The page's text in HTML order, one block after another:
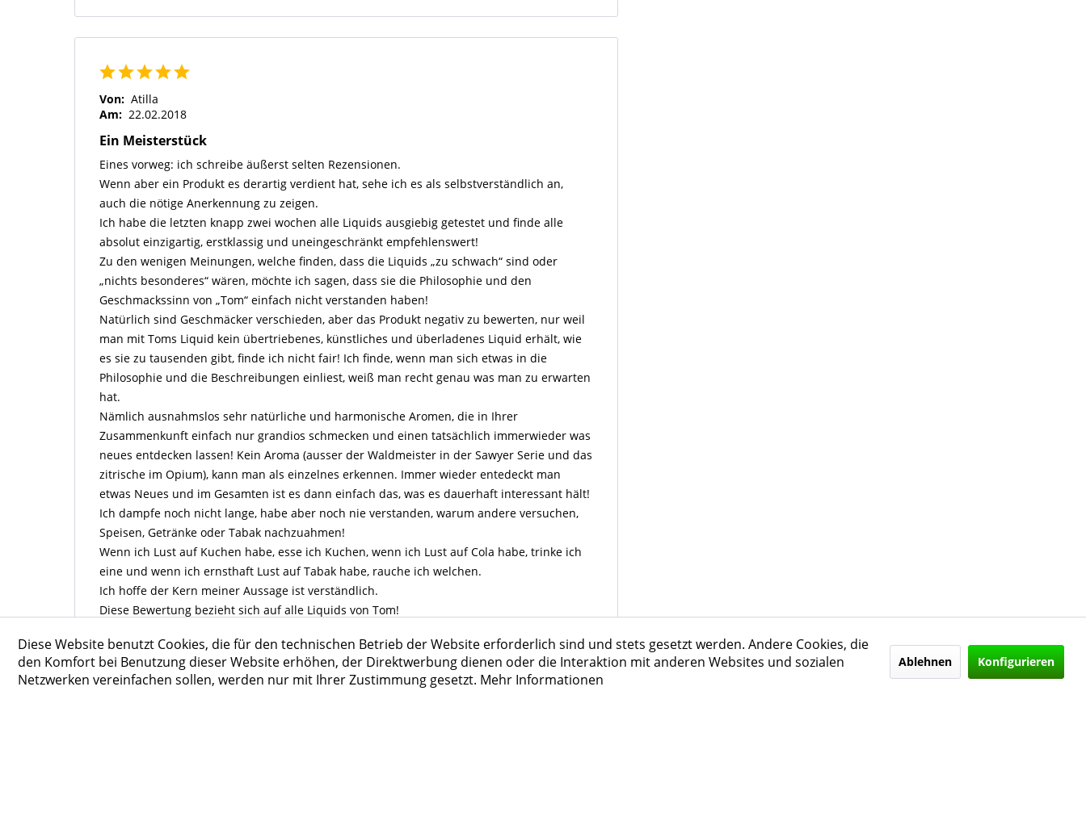
Von: Atilla
Am: 22.02.2018
Ein Meisterstück
Eines vorweg: ich schreibe äußerst selten Rezensionen.
Wenn aber ein Produkt es derartig verdient hat, sehe ich es als selbstverständlich an,
auch die nötige Anerkennung zu zeigen.
Ich habe die letzten knapp zwei wochen alle Liquids ausgiebig getestet und finde alle
absolut einzigartig, erstklassig und uneingeschränkt empfehlenswert!
Zu den wenigen Meinungen, welche finden, dass die Liquids „zu schwach“ sind oder
„nichts besonderes“ wären, möchte ich sagen, dass sie die Philosophie und den
Geschmackssinn von „Tom“ einfach nicht verstanden haben!
Natürlich sind Geschmäcker verschieden, aber das Produkt negativ zu bewerten, nur weil
man mit Toms Liquid kein übertriebenes, künstliches und überladenes Liquid erhält, wie
es sie zu tausenden gibt, finde ich nicht fair! Ich finde, wenn man sich etwas in die
Philosophie und die Beschreibungen einliest, weiß man recht genau was man zu erwarten
hat.
Nämlich ausnahmslos sehr natürliche und harmonische Aromen, die in Ihrer
Zusammenkunft einfach nur grandios schmecken und einen tatsächlich immerwieder was
neues entdecken lassen! Kein Aroma (ausser der Waldmeister in der Sawyer Serie und das
zitrische im Opium), kann man als einzelnes erkennen. Immer wieder entedeckt man
etwas Neues und im Gesamten ist es dann einfach das, was es dauerhaft interessant hält!
Ich dampfe noch nicht lange, habe aber noch nie verstanden, warum andere versuchen,
Speisen, Getränke oder Tabak nachzuahmen!
Wenn ich Lust auf Kuchen habe, esse ich Kuchen, wenn ich Lust auf Cola habe, trinke ich
eine und wenn ich ernsthaft Lust auf Tabak habe, rauche ich welchen.
Ich hoffe der Kern meiner Aussage ist verständlich.
Diese Bewertung bezieht sich auf alle Liquids von Tom!
Die Tom Sawyer Serie unterscheidet sich nur in Nuancen, aber sie unterscheiden sich!
Hier hilft einfach nur testen oder direkt alle bestellen, denn sie sind alles empfehlenswert!
Das Opium hat tatsächlich was unheimlich entspannendes. Hier ist der Name wirklich
Diese Website benutzt Cookies, die für den technischen Betrieb der Website erforderlich sind und stets gesetzt werden. Andere Cookies, die
den Komfort bei Benutzung dieser Website erhöhen, der Direktwerbung dienen oder die Interaktion mit anderen Websites und sozialen
Netzwerken vereinfachen sollen, werden nur mit Ihrer Zustimmung gesetzt. Mehr Informationen
Ablehnen Konfigurieren